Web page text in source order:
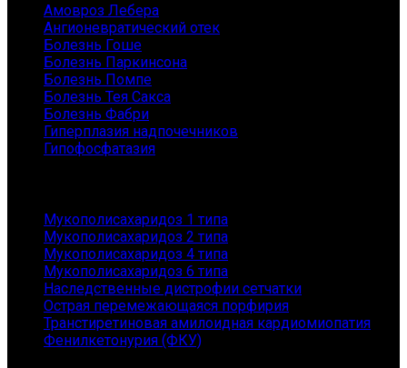
Амовроз Лебера
Ангионевратический отек
Болезнь Гоше
Болезнь Паркинсона
Болезнь Помпе
Болезнь Тея Сакса
Болезнь Фабри
Гиперплазия надпочечников
Гипофосфатазия
Мукополисахаридоз 1 типа
Мукополисахаридоз 2 типа
Мукополисахаридоз 4 типа
Мукополисахаридоз 6 типа
Наследственные дистрофии сетчатки
Острая перемежающаяся порфирия
Транстиретиновая амилоидная кардиомиопатия
Фенилкетонурия (ФКУ)